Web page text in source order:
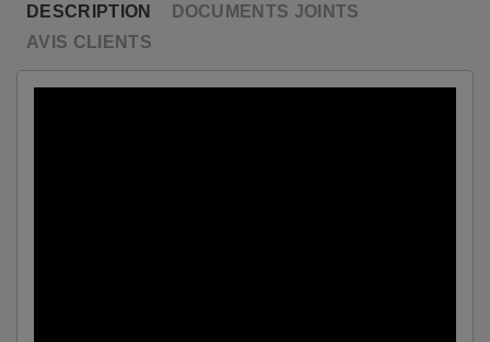
DESCRIPTION
DOCUMENTS JOINTS
AVIS CLIENTS